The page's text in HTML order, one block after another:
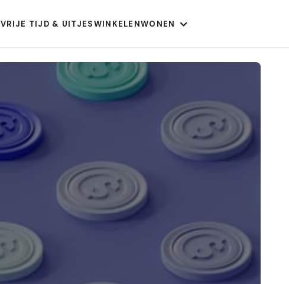
VRIJE TIJD & UITJESWINKELENWONEN